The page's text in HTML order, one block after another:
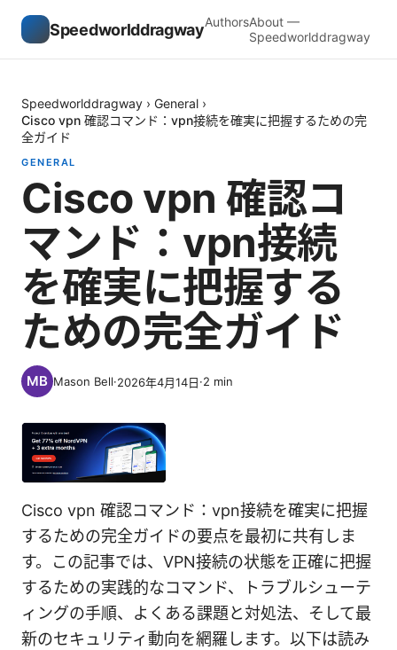
SpeedworlddragwayAuthorsAbout —
Speedworlddragway
Speedworlddragway › General ›
Cisco vpn 確認コマンド：vpn接続を確実に把握するための完
全ガイド
GENERAL
Cisco vpn 確認コ
マンド：vpn接続
を確実に把握する
ための完全ガイド
Mason Bell·2026年4月14日·2 min
Cisco vpn 確認コマンド：vpn接続を確実に把握
するための完全ガイドの要点を最初に共有しま
す。この記事では、VPN接続の状態を正確に把握
するための実践的なコマンド、トラブルシューテ
ィングの手順、よくある課題と対処法、そして最
新のセキュリティ動向を網羅します。以下は読み